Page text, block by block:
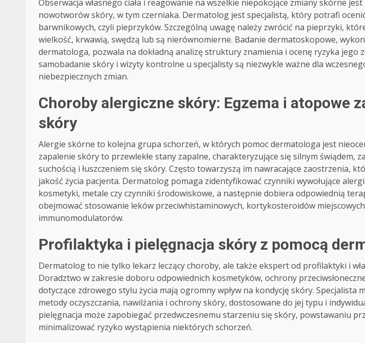
Obserwacja własnego ciała i reagowanie na wszelkie niepokojące zmiany skórne
nowotworów skóry, w tym czerniaka. Dermatolog jest specjalistą, który potrafi
barwnikowych, czyli pieprzyków. Szczególną uwagę należy zwrócić na pieprzyki,
wielkość, krwawią, swędzą lub są nierównomierne. Badanie dermatoskopowe,
dermatologa, pozwala na dokładną analizę struktury znamienia i ocenę ryzyka jego
samobadanie skóry i wizyty kontrolne u specjalisty są niezwykle ważne dla
niebezpiecznych zmian.
Choroby alergiczne skóry: Egzema i atopowe
skóry
Alergie skórne to kolejna grupa schorzeń, w których pomoc dermatologa jest
zapalenie skóry to przewlekłe stany zapalne, charakteryzujące się silnym świądem,
suchością i łuszczeniem się skóry. Często towarzyszą im nawracające zaostrzenia,
jakość życia pacjenta. Dermatolog pomaga zidentyfikować czynniki wywołujące
kosmetyki, metale czy czynniki środowiskowe, a następnie dobiera odpowiednią
obejmować stosowanie leków przeciwhistaminowych, kortykosteroidów
immunomodulatorów.
Profilaktyka i pielęgnacja skóry z pomocą
Dermatolog to nie tylko lekarz leczący choroby, ale także ekspert od profilaktyki i
Doradztwo w zakresie doboru odpowiednich kosmetyków, ochrony
dotyczące zdrowego stylu życia mają ogromny wpływ na kondycję skóry. Specjalista
metody oczyszczania, nawilżania i ochrony skóry, dostosowane do jej typu i
pielęgnacja może zapobiegać przedwczesnemu starzeniu się skóry, powstawaniu
minimalizować ryzyko wystąpienia niektórych schorzeń.